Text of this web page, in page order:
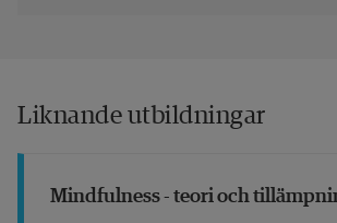
Liknande utbildningar
Mindfulness - teori och